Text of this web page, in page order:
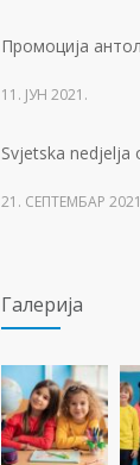
Промоција
11. ЈУН 2021.
Svjetska nedjelja
21. СЕПТЕМБАР
09. ОКТОБАР 2021.
Прва награда
22. МАРТ 2021.
Галерија